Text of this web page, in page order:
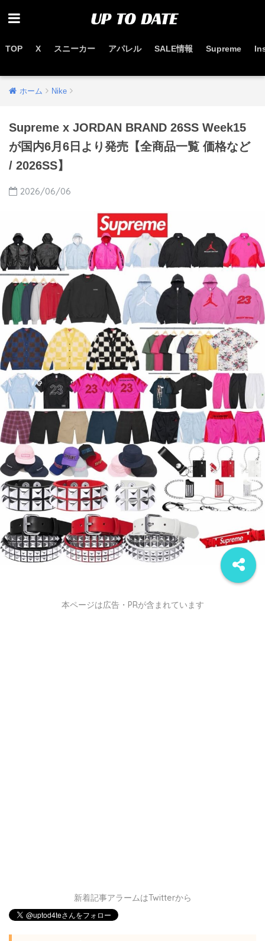
TOP X スニーカー アパレル SALE情報 Supreme
ホーム Nike
Supreme x JORDAN BRAND 26SS Week15
が国内6月6日より発売【全商品一覧 価格など
/ 2026SS】
2026/06/06
本ページは広告・PRが含まれています
新着記事アラームはTwitterから